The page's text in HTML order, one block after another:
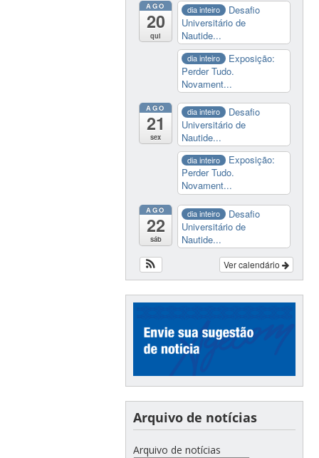
AGO
20
qui
dia inteiro
Desafio
Universitário de
Nautide...
dia inteiro
Exposição:
Perder Tudo.
Novament...
AGO
21
sex
dia inteiro
Desafio
Universitário de
Nautide...
dia inteiro
Exposição:
Perder Tudo.
Novament...
AGO
22
sáb
dia inteiro
Desafio
Universitário de
Nautide...
Ver calendário
Arquivo de notícias
Arquivo de notícias